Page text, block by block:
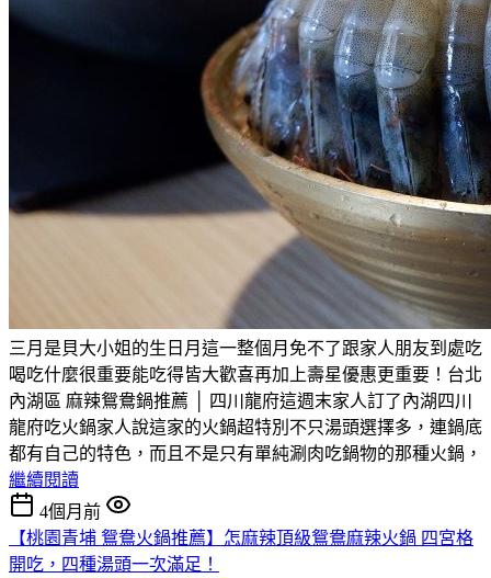
三月是貝大小姐的生日月這一整個月免不了跟家人朋友到處吃
喝吃什麼很重要能吃得皆大歡喜再加上壽星優惠更重要！台北
內湖區 麻辣鴛鴦鍋推薦 │ 四川龍府這週末家人訂了內湖四川
龍府吃火鍋家人說這家的火鍋超特別不只湯頭選擇多，連鍋底
都有自己的特色，而且不是只有單純涮肉吃鍋物的那種火鍋，
繼續閱讀
4個月前
【桃園青埔 鴛鴦火鍋推薦】怎麻辣頂級鴛鴦麻辣火鍋 四宮格
開吃，四種湯頭一次滿足！